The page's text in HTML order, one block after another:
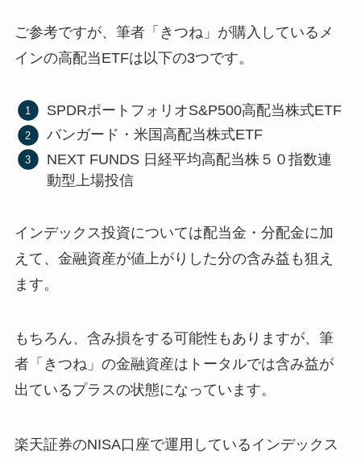
ご参考ですが、筆者「きつね」が購入しているメ
インの高配当ETFは以下の3つです。
SPDRポートフォリオS&P500高配当株式ETF
バンガード・米国高配当株式ETF
NEXT FUNDS 日経平均高配当株５０指数連
動型上場投信
インデックス投資については配当金・分配金に加
えて、金融資産が値上がりした分の含み益も狙え
ます。
もちろん、含み損をする可能性もありますが、筆
者「きつね」の金融資産はトータルでは含み益が
出ているプラスの状態になっています。
楽天証券のNISA口座で運用しているインデックス